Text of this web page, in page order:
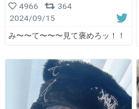
4966
364
2024/09/15
み〜〜て〜〜〜見て褒めろッ！！